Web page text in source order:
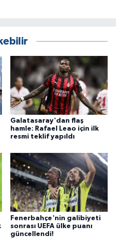
Galatasaray'dan flaş
hamle: Rafael Leao için ilk
resmi teklif yapıldı
Fenerbahçe'nin galibiyeti
sonrası UEFA ülke puanı
güncellendi!